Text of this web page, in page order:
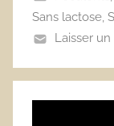
Sans lactose,
Laisser